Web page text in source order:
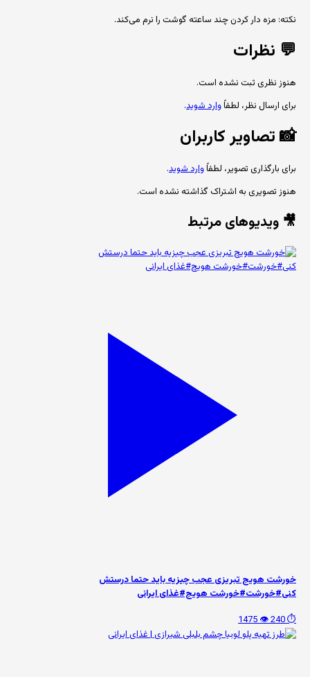
نکته: مزه دار کردن چند ساعته گوشت را نرم می‌کند.
💬 نظرات
هنوز نظری ثبت نشده است.
برای ارسال نظر، لطفاًوارد شوید.
📸تصاویر کاربران
برای بارگذاری تصویر، لطفاًوارد شوید.
هنوز تصویری به اشتراک گذاشته نشده است.
🎥 ویدیوهای مرتبط
خورشت هویج تبریزی عجب چیزیه باید حتما درستش
کنی#خورشت#خورشت هویج#غذای ایرانی
⏱️ 240
👁️ 1475